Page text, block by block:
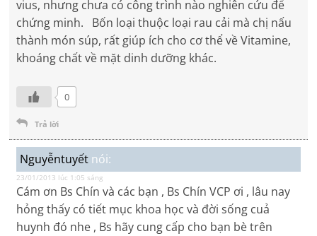
vius, nhưng chưa có công trình nào nghiên cứu để
chứng minh. Bốn loại thuộc loại rau cải mà chị nấu
thành món súp, rất giúp ích cho cơ thể về Vitamine,
khoáng chất về mặt dinh dưỡng khác.
0
Trả lời
Nguyễntuyết nói:
23/01/2013 lúc 1:05 sáng
Cám ơn Bs Chín và các bạn , Bs Chín VCP ơi , lâu nay
hỏng thấy có tiết mục khoa học và đời sống cuả
huynh đó nhe , Bs hãy cung cấp cho bạn bè trên